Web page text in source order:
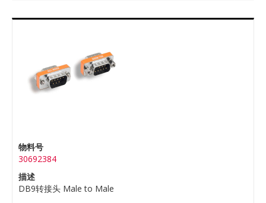
物料号
30692384
描述
DB9转接头 Male to Male